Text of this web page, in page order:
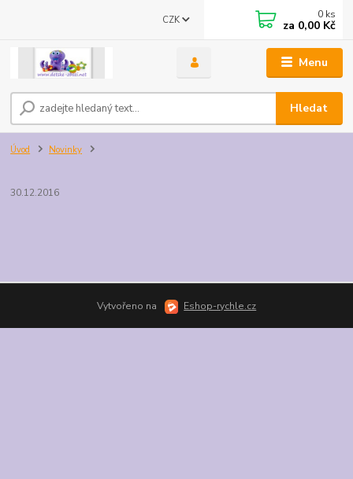
Menu
CZK
Hledat
0 ks
za 0,00 Kč
Úvod Novinky
30.12.2016
Vytvořeno na Eshop-rychle.cz